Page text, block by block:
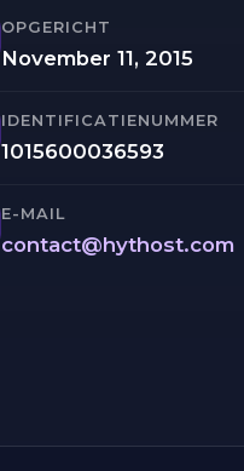
OPGERICHT
November 11, 2015
IDENTIFICATIENUMMER
1015600036593
E-MAIL
contact@hythost.com